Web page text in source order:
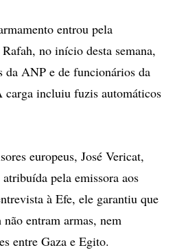
entrou pela
no início desta semana,
da ANP e de funcionários da
incluiu fuzis automáticos
europeus, José Vericat,
pela emissora aos
à Efe, ele garantiu que
não entram armas, nem
entre Gaza e Egito.